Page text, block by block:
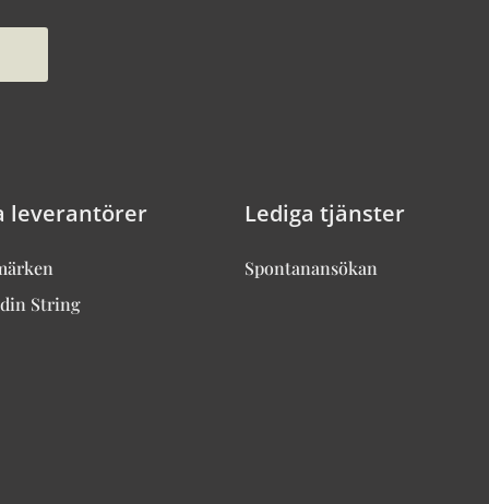
leverantörer
String
Lediga tjänster
Spontanansökan